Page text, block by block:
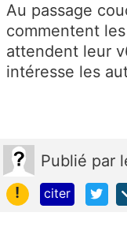
Au passage
commentent
attendent leur
intéresse les
Publié par
!
citer